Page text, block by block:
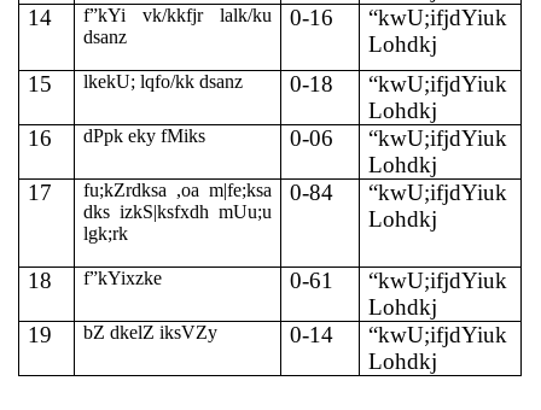
14
f”kYi vk/kkfjr lalk/ku
dsanz
0-16
“kwU;ifjdYiuk
Lohdkj
15
lkekU; lqfo/kk dsanz 0-18
“kwU;ifjdYiuk
Lohdkj
16
dPpk eky fMiks 0-06
“kwU;ifjdYiuk
Lohdkj
17
fu;kZrdksa ,oa m|fe;ksa
dks izkS|ksfxdh mUu;u
lgk;rk
0-84
“kwU;ifjdYiuk
Lohdkj
18 f”kYixzke 0-61
“kwU;ifjdYiuk
Lohdkj
19
bZ dkelZ iksVZy 0-14
“kwU;ifjdYiuk
Lohdkj